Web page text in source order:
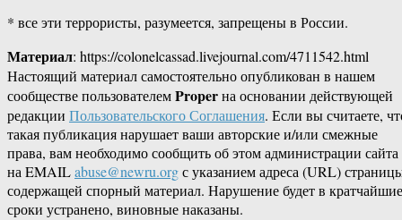
* все эти террористы, разумеется, запрещены в России.
Материал: https://colonelcassad.livejournal.com/4711542.html
Настоящий материал самостоятельно опубликован в нашем
сообществе пользователемProperна основании действующей
редакции Пользовательского Соглашения. Если вы считаете,
такая публикация нарушает ваши авторские и/или смежные
права, вам необходимо сообщить об этом администрации сайта
на EMAILabuse@newru.orgс указанием адреса (URL)
содержащей спорный материал. Нарушение будет в кратчайшие
сроки устранено, виновные наказаны.